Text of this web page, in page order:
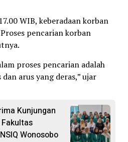
WIB, keberadaan korban
pencarian korban
proses pencarian adalah
arus yang deras,” ujar
Kunjungan
Wonosobo